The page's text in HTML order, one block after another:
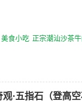
美食小吃 正宗潮汕沙茶
·五指石（登高